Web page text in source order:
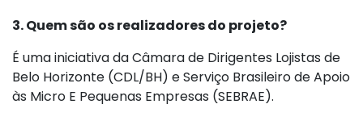
3. Quem são os realizadores do projeto?
É uma iniciativa da Câmara de Dirigentes Lojistas de
Belo Horizonte (CDL/BH) e Serviço Brasileiro de Apoio
às Micro E Pequenas Empresas (SEBRAE).